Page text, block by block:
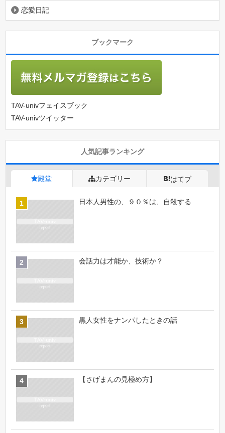
恋愛日記
ブックマーク
TAV-univフェイスブック
TAV-univツイッター
人気記事ランキング
殿堂 カテゴリー はてブ
日本人男性の、９０％は、自殺する
会話力は才能か、技術か？
黒人女性をナンパしたときの話
【さげまんの見極め方】